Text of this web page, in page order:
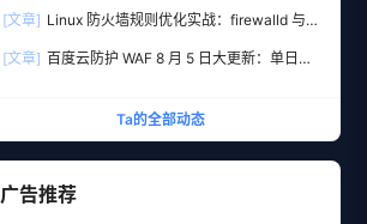
[文章] Linux 防火墙规则优化实战：firewalld 与
[文章] 百度云防护 WAF 8 月 5 日大更新：单日新
Ta的全部动态
广告推荐